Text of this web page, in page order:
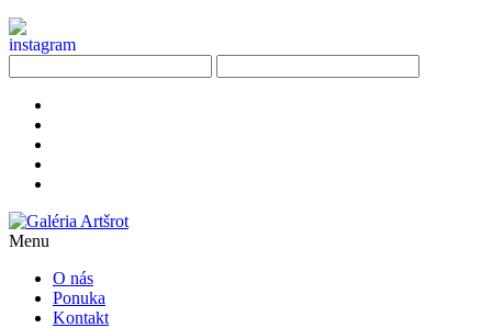
Menu
O nás
Ponuka
Kontakt